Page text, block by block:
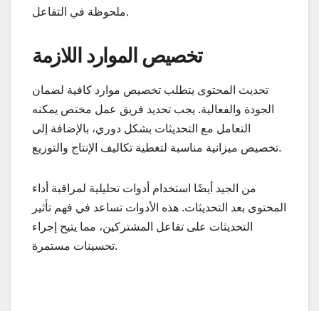
ملحوظة في التفاعل.
تخصيص الموارد اللازمة
تحديث المحتوى يتطلب تخصيص موارد كافية لضمان
الجودة والفعالية. يجب تحديد فريق عمل مختص يمكنه
التعامل مع التحديثات بشكل دوري، بالإضافة إلى
تخصيص ميزانية مناسبة لتغطية تكاليف الإنتاج والتوزيع.
من الجيد أيضًا استخدام أدوات تحليلية لمراقبة أداء
المحتوى بعد التحديثات. هذه الأدوات تساعد في فهم تأثير
التحديثات على تفاعل المشتركين، مما يتيح إجراء
تحسينات مستمرة.